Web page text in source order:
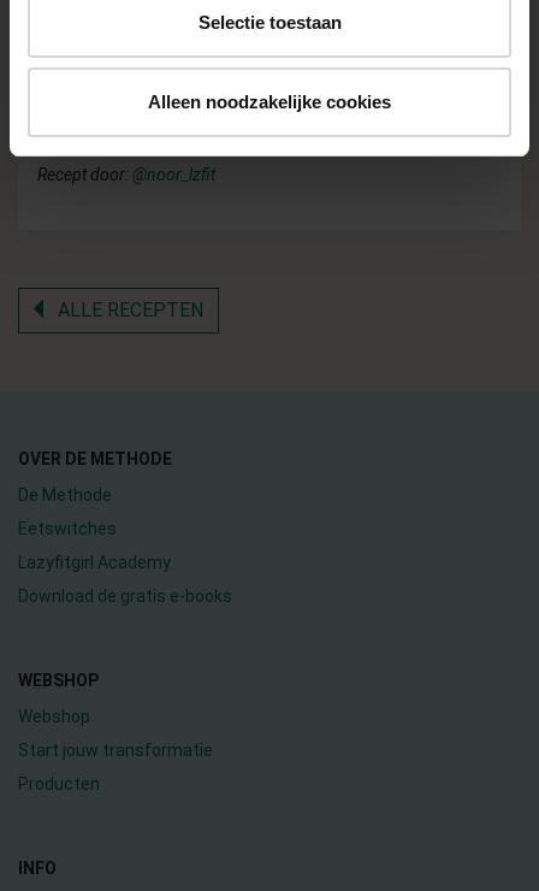
Selectie toestaan
Alleen noodzakelijke cookies
Zet het vuur uit en vul de tartelletes met de
custardvulling. Laat even afkoelen.
Recept door:@noor_lzfit
ALLE RECEPTEN
OVER DE METHODE
De Methode
Eetswitches
Lazyfitgirl Academy
Download de gratis e-books
WEBSHOP
Webshop
Start jouw transformatie
Producten
INFO